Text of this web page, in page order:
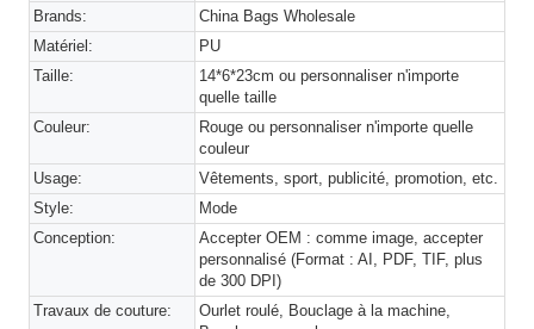
Brands:
China Bags Wholesale
Matériel:
PU
Taille:
14*6*23cm ou personnaliser n'importe
quelle taille
Couleur:
Rouge ou personnaliser n'importe quelle
couleur
Usage:
Vêtements, sport, publicité, promotion, etc.
Style:
Mode
Conception:
Accepter OEM : comme image, accepter
personnalisé (Format : AI, PDF, TIF, plus
de 300 DPI)
Travaux de couture:
Ourlet roulé, Bouclage à la machine,